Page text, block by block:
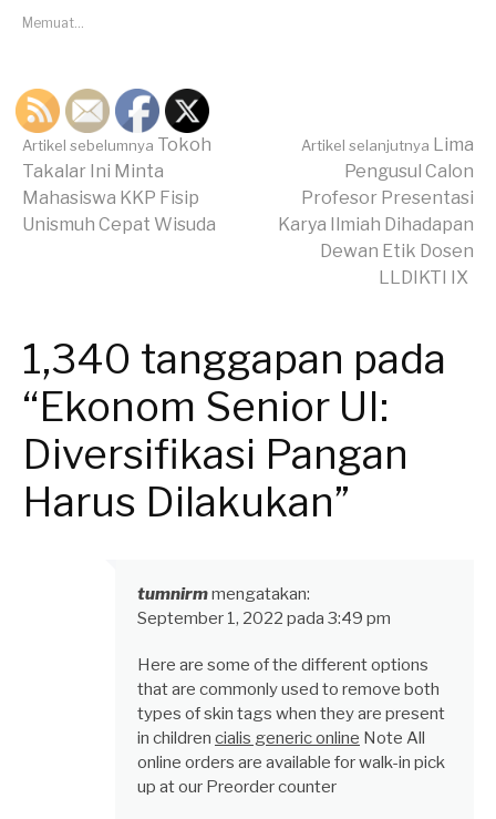
Memuat...
Lanjut
Membaca
Artikel sebelumnya Tokoh
Takalar Ini Minta
Mahasiswa KKP Fisip
Unismuh Cepat Wisuda
Artikel selanjutnya Lima
Pengusul Calon
Profesor Presentasi
Karya Ilmiah Dihadapan
Dewan Etik Dosen
LLDIKTI IX
1,340 tanggapan pada
“Ekonom Senior UI:
Diversifikasi Pangan
Harus Dilakukan”
tumnirmmengatakan:
September 1, 2022 pada 3:49 pm
Here are some of the different options
that are commonly used to remove both
types of skin tags when they are present
in children cialis generic online Note All
online orders are available for walk-in pick
up at our Preorder counter